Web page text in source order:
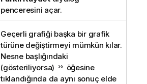
penceresini açar.
Geçerli grafiği başka bir grafik
türüne değiştirmeyi mümkün kılar.
Nesne başlığındaki
(gösteriliyorsa)
öğesine
tıklandığında da aynı sonuç elde